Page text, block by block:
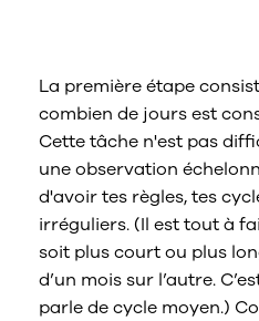
La première étape
combien de jours est
Cette tâche n'est pas
une observation
d'avoir tes règles, tes
irréguliers. (Il est tout à
soit plus court ou plus
d’un mois sur l’autre.
parle de cycle moyen.)